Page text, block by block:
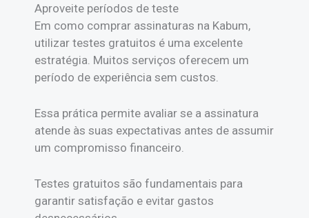
Aproveite períodos de teste
Em como comprar assinaturas na Kabum,
utilizar testes gratuitos é uma excelente
estratégia. Muitos serviços oferecem um
período de experiência sem custos.
Essa prática permite avaliar se a assinatura
atende às suas expectativas antes de assumir
um compromisso financeiro.
Testes gratuitos são fundamentais para
garantir satisfação e evitar gastos